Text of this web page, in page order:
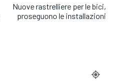
Nuove rastrelliere per le bici,
proseguono le installazioni